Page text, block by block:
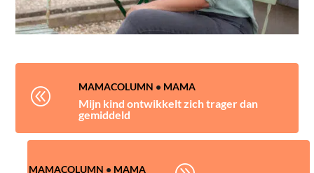
@ MAMACOLUMN • MAMA
Mijn kind ontwikkelt zich trager dan
gemiddeld
MAMACOLUMN • MAMA